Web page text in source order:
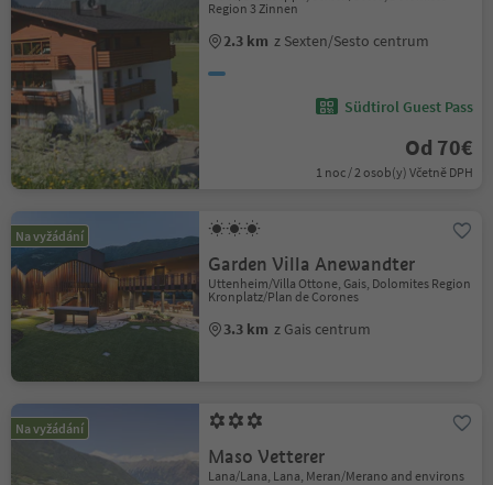
Region 3 Zinnen
2.3 km z Sexten/Sesto centrum
Südtirol Guest Pass
Od 70€
1 noc / 2 osob(y) Včetně DPH
Na vyžádání
Garden Villa Anewandter
Uttenheim/Villa Ottone, Gais, Dolomites Region
Kronplatz/Plan de Corones
3.3 km z Gais centrum
Na vyžádání
Maso Vetterer
Lana/Lana, Lana, Meran/Merano and environs